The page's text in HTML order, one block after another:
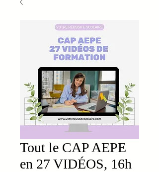
Tout le CAP AEPE
en 27 VIDÉOS, 16h